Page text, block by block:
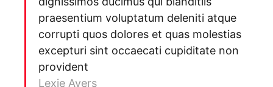
praesentium voluptatum deleniti atque
corrupti quos dolores et quas molestias
excepturi sint occaecati cupiditate non
provident
Lexie Ayers